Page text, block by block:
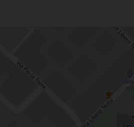
Parrocchia ASSUNZIONE MARIA V.,